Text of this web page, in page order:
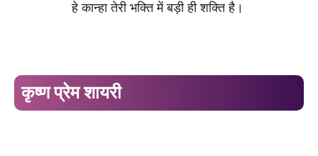
हे कान्हा तेरी भक्ति में बड़ी ही शक्ति है।
कृष्ण प्रेम शायरी